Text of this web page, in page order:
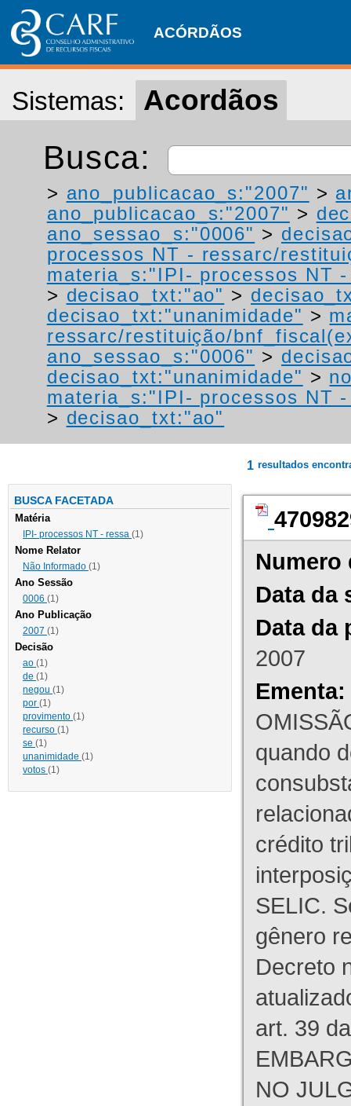
ACÓRDÃOS
Sistemas: Acordãos
Busca:
> ano_publicacao_s:"2007" >
ano_publicacao_s:"2007" >
ano_sessao_s:"0006" >
processos NT - ressarc/
materia_s:"IPI- processos NT
> decisao_txt:"ao" >
decisao_txt:"unanimidade" >
ressarc/restituição/
ano_sessao_s:"0006" >
decisao_txt:"unanimidade" >
materia_s:"IPI- processos NT
> decisao_txt:"ao"
BUSCA FACETADA
Matéria
IPI- processos NT - ressa (1)
Nome Relator
Não Informado (1)
Ano Sessão
0006 (1)
Ano Publicação
2007 (1)
Decisão
ao (1)
de (1)
negou (1)
por (1)
provimento (1)
recurso (1)
se (1)
unanimidade (1)
votos (1)
1 resultados
Numero
Data da
Data da
2007
Ementa:
quando
crédito
SELIC.
gênero
Decreto
art. 39
NO